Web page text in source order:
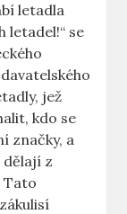
letadla
letadel!“⁣ se
jež
kdo​ se
značky, ⁢a
z
Tato